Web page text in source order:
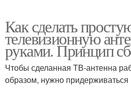
Как сделать
телевизионную
руками. Принцип
Чтобы сделанная ТВ-антенна
образом, нужно